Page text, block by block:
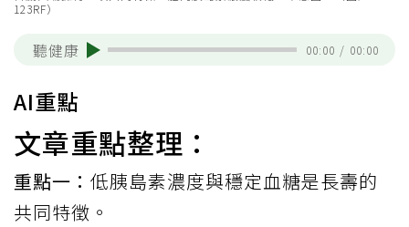
123RF）
聽健康 00:00 / 00:00
AI重點
文章重點整理：
重點一： 低胰島素濃度與穩定血糖是長壽的
共同特徵。